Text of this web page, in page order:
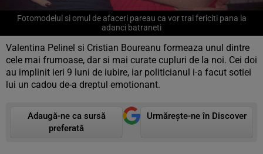
Fotomodelul si omul de afaceri pareau ca vor trai fericiti pana la
adanci batraneti
Valentina Pelinel si Cristian Boureanu formeaza unul dintre
cele mai frumoase, dar si mai curate cupluri de la noi. Cei doi
au implinit ieri 9 luni de iubire, iar politicianul i-a facut sotiei
lui un cadou de-a dreptul emotionant.
Adaugă-ne ca sursă
preferată
Urmărește-ne în Discover